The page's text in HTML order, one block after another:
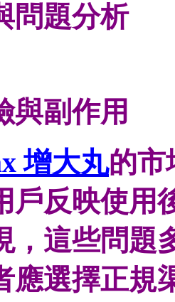
問題分析
與副作用
增大丸的市
戶反映使用
，這些問題
應選擇正規